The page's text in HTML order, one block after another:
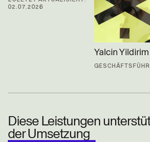
02.07.2026
Yalcin Yildirim
Diese Leistungen
der Umsetzung